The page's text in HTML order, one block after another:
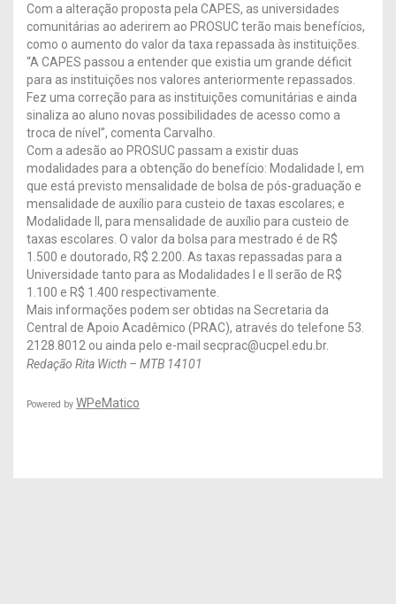
Com a alteração proposta pela CAPES, as universidades
comunitárias ao aderirem ao PROSUC terão mais benefícios,
como o aumento do valor da taxa repassada às instituições.
“A CAPES passou a entender que existia um grande déficit
para as instituições nos valores anteriormente repassados.
Fez uma correção para as instituições comunitárias e ainda
sinaliza ao aluno novas possibilidades de acesso como a
troca de nível”, comenta Carvalho.
Com a adesão ao PROSUC passam a existir duas
modalidades para a obtenção do benefício: Modalidade I, em
que está previsto mensalidade de bolsa de pós-graduação e
mensalidade de auxílio para custeio de taxas escolares; e
Modalidade II, para mensalidade de auxílio para custeio de
taxas escolares. O valor da bolsa para mestrado é de R$
1.500 e doutorado, R$ 2.200. As taxas repassadas para a
Universidade tanto para as Modalidades I e II serão de R$
1.100 e R$ 1.400 respectivamente.
Mais informações podem ser obtidas na Secretaria da
Central de Apoio Acadêmico (PRAC), através do telefone 53.
2128.8012 ou ainda pelo e-mail secprac@ucpel.edu.br.
Redação Rita Wicth – MTB 14101
Powered by WPeMatico